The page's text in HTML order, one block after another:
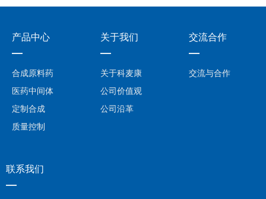
联系我们
—
合成原料药
医药中间体
定制合成
质量控制
产品中心
—
关于科麦康
公司价值观
公司沿革
关于我们
—
交流合作
—
交流与合作